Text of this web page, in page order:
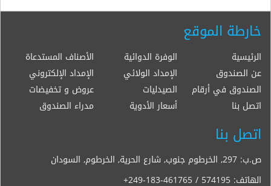
خارطة الموقع
الرئيسية الوفرة الدوائية
الأصناف المستدعاة
عن الصندوق
الإمداد الولائي
الإمداد الإلكتروني
الصندوق في أرقام
الصيدليات
عروض و تخفيضات
اتصل بنا
أسعار الأدوية مدراء الصندوق
اتصل بنا
ص.ب: 297, الخرطوم جنوب, شارع الحرية, الخرطوم, السودان
الهاتف: +249-183-461765 / 574195